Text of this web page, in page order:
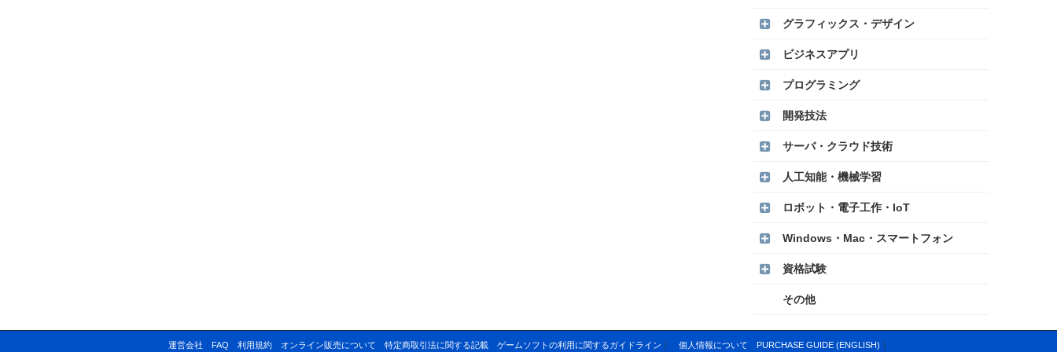
グラフィックス・デザイン
ビジネスアプリ
プログラミング
開発技法
サーバ・クラウド技術
人工知能・機械学習
ロボット・電子工作・IoT
Windows・Mac・スマートフォン
資格試験
その他
運営会社 FAQ 利用規約 オンライン販売について 特定商取引法に関する記載 ゲームソフトの利用に関するガイドライン ｜ 個人情報について PURCHASE GUIDE (ENGLISH) ｜